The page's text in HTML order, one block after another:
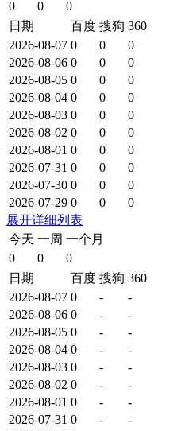
0
0
0
日期
百度 搜狗 360
2026-08-07 0 0
0
2026-08-06 0 0
0
2026-08-05 0 0
0
2026-08-04 0 0
0
2026-08-03 0 0
0
2026-08-02 0 0
0
2026-08-01 0 0
0
2026-07-31 0 0
0
2026-07-30 0 0
0
2026-07-29 0 0
0
展开详细列表
今天 一周 一个月
0
0
0
日期
百度 搜狗 360
2026-08-07 0 -
-
2026-08-06 0 -
-
2026-08-05 0 -
-
2026-08-04 0 -
-
2026-08-03 0 -
-
2026-08-02 0 -
-
2026-08-01 0 -
-
2026-07-31 0 -
-